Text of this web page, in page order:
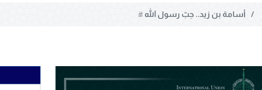
أسامة بن زيد.. حِبّ رسول الله ﷺ